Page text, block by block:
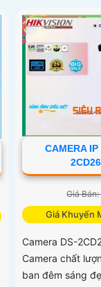
CAMERA
Giá
Giá Khuyến
Camera DS-
Camera chất
ban đêm sáng